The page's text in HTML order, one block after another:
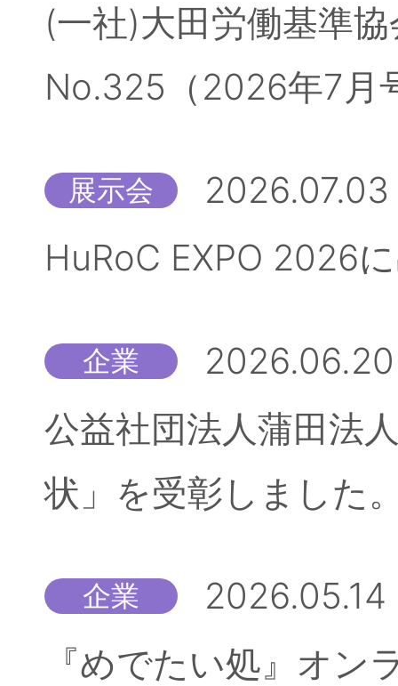
(一社)大田労働基準
No.325（2026年7月
展示会
2026.07.03
HuRoC EXPO 2026
企業
2026.06.20
公益社団法人蒲田法
状」を受彰しました
企業
2026.05.14
『めでたい処』オ